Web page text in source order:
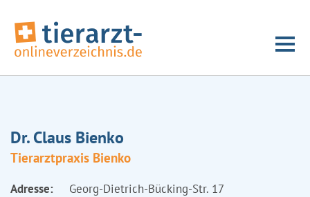
Dr. Claus Bienko
Tierarztpraxis Bienko
Adresse:
Georg-Dietrich-Bücking-Str. 17